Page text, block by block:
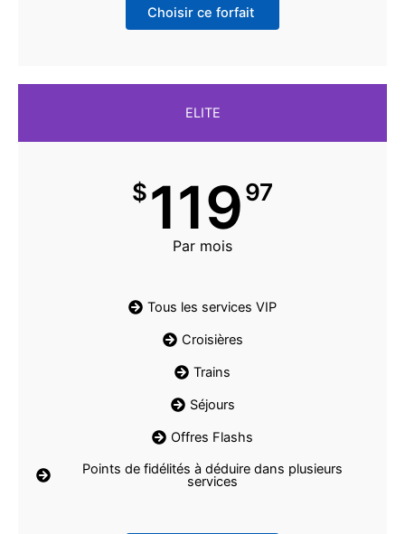
Choisir ce forfait
ELITE
$11997
Par mois
Tous les services VIP
Croisières
Trains
Séjours
Offres Flashs
Points de fidélités à déduire dans plusieurs
services